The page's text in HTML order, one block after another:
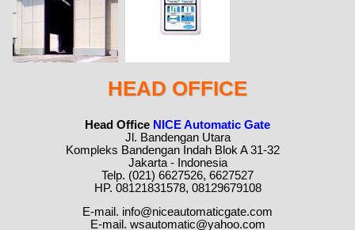
HEAD OFFICE
Head Office NICE Automatic Gate
Jl. Bandengan Utara
Kompleks Bandengan Indah Blok A 31-32
Jakarta - Indonesia
Telp. (021) 6627526, 6627527
HP. 08121831578, 08129679108
E-mail. info@niceautomaticgate.com
E-mail. wsautomatic@yahoo.com